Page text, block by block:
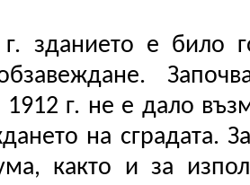
зданието е било
1912 г. не е дало
на сградата.
както и за